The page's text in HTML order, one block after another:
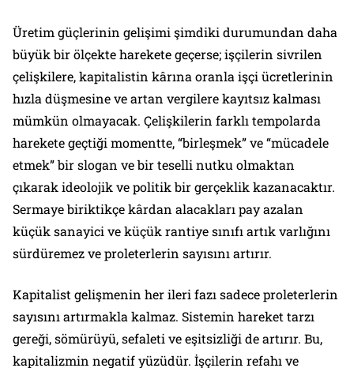
Üretim güçlerinin gelişimi şimdiki durumundan daha
büyük bir ölçekte harekete geçerse; işçilerin sivrilen
çelişkilere, kapitalistin kârına oranla işçi ücretlerinin
hızla düşmesine ve artan vergilere kayıtsız kalması
mümkün olmayacak. Çelişkilerin farklı tempolarda
harekete geçtiği momentte, “birleşmek” ve “mücadele
etmek” bir slogan ve bir teselli nutku olmaktan
çıkarak ideolojik ve politik bir gerçeklik kazanacaktır.
Sermaye biriktikçe kârdan alacakları pay azalan
küçük sanayici ve küçük rantiye sınıfı artık varlığını
sürdüremez ve proleterlerin sayısını artırır.
Kapitalist gelişmenin her ileri fazı sadece proleterlerin
sayısını artırmakla kalmaz. Sistemin hareket tarzı
gereği, sömürüyü, sefaleti ve eşitsizliği de artırır. Bu,
kapitalizmin negatif yüzüdür. İşçilerin refahı ve